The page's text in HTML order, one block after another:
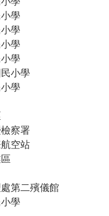
學
學
學
學
小學
學
察署
空站
第二殯儀館
學